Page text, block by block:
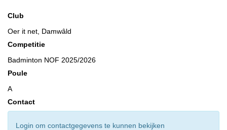
Club
Oer it net, Damwâld
Competitie
Badminton NOF 2025/2026
Poule
A
Contact
Login om contactgegevens te kunnen bekijken